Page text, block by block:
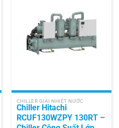
CHILLER GIẢI NHIỆT NƯỚC
Chiller Hitachi
RCUF130WZPY 130RT –